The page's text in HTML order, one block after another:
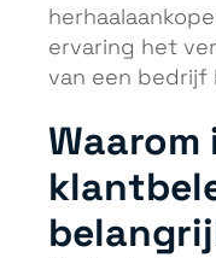
ervaring het
van een bedrijf
Waarom